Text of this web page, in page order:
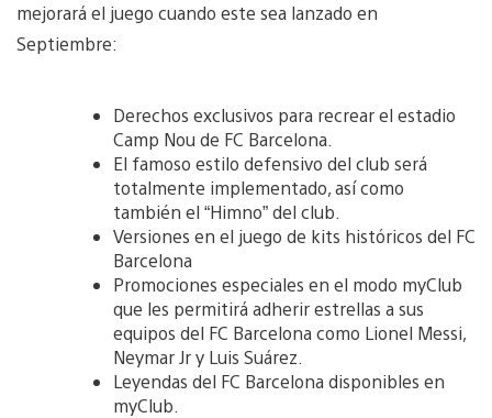
mejorará el juego cuando este sea lanzado en
Septiembre:
Derechos exclusivos para recrear el estadio
Camp Nou de FC Barcelona.
El famoso estilo defensivo del club será
totalmente implementado, así como
también el “Himno” del club.
Versiones en el juego de kits históricos del FC
Barcelona
Promociones especiales en el modo myClub
que les permitirá adherir estrellas a sus
equipos del FC Barcelona como Lionel Messi,
Neymar Jr y Luis Suárez.
Leyendas del FC Barcelona disponibles en
myClub.